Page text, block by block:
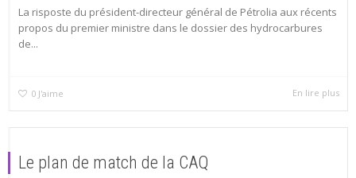
La risposte du président-directeur général de Pétrolia aux récents
propos du premier ministre dans le dossier des hydrocarbures
de...
0 J'aime En lire plus
Le plan de match de la CAQ